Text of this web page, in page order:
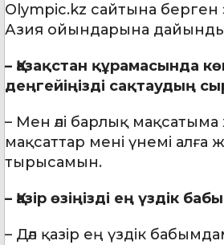
Olympic.kz сайтына берген
Азия ойындарына
– Қазақстан құрамасында
деңгейіңізді сақтаудың
– Мен әлі барлық
мақсаттар мені үнемі
тырысамын.
– Қазір өзіңізді ең үздік
– Дәл қазір ең үздік